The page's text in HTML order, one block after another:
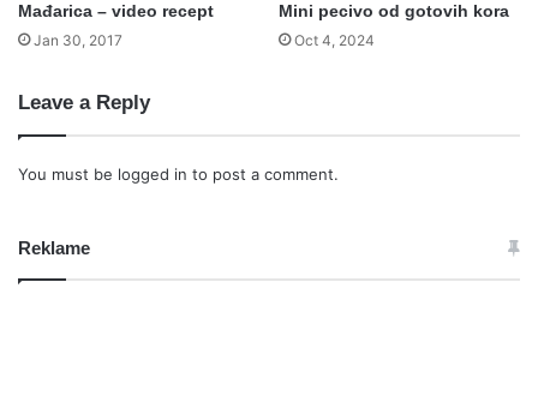
Mađarica – video recept
Jan 30, 2017
Mini pecivo od gotovih kora
Oct 4, 2024
Leave a Reply
You must be logged in to post a comment.
Reklame